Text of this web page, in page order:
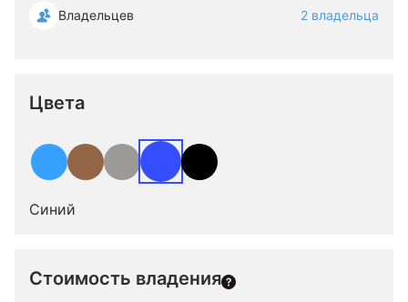
Владельцев 2 владельца
Цвета
Синий
Стоимость владения